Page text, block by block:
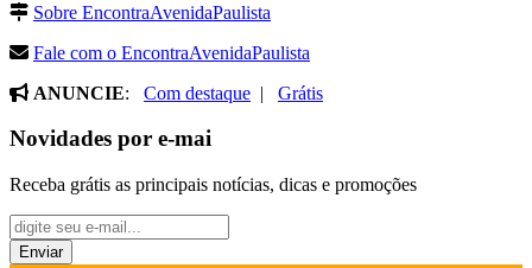
Sobre EncontraAvenidaPaulista
Fale com o EncontraAvenidaPaulista
ANUNCIE: Com destaque | Grátis
Novidades por e-mai
Receba grátis as principais notícias, dicas e promoções